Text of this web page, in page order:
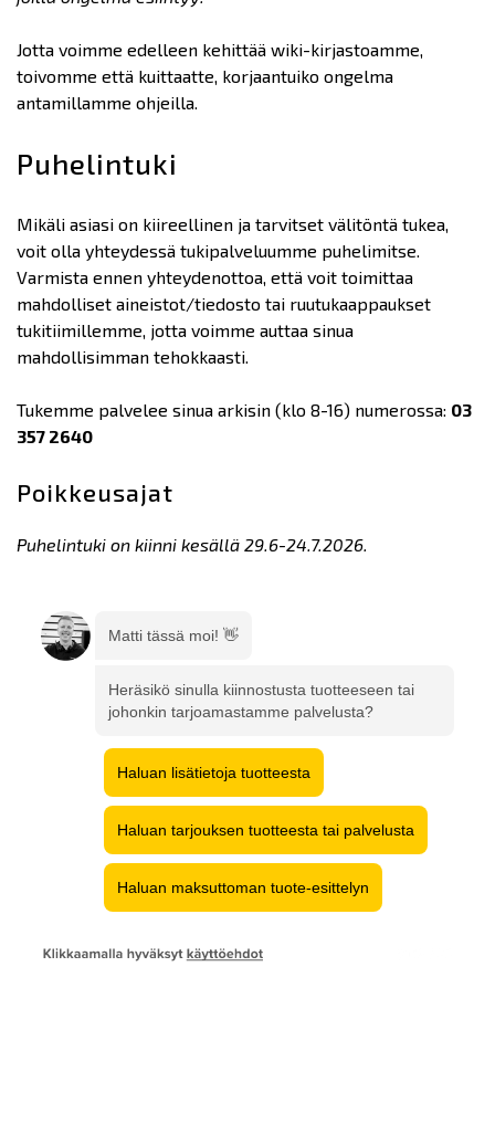
Jotta voimme edelleen kehittää wiki-kirjastoamme,
toivomme että kuittaatte, korjaantuiko ongelma
antamillamme ohjeilla.
Puhelintuki
Mikäli asiasi on kiireellinen ja tarvitset välitöntä tukea,
voit olla yhteydessä tukipalveluumme puhelimitse.
Varmista ennen yhteydenottoa, että voit toimittaa
mahdolliset aineistot/tiedosto tai ruutukaappaukset
tukitiimillemme, jotta voimme auttaa sinua
mahdollisimman tehokkaasti.
Tukemme palvelee sinua arkisin (klo 8-16) numerossa: 03
357 2640
Poikkeusajat
Puhelintuki on kiinni kesällä 29.6-24.7.2026.